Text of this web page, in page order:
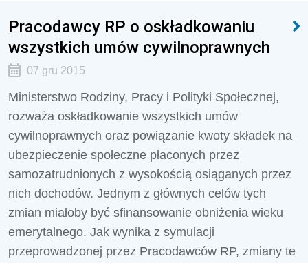
Pracodawcy RP o oskładkowaniu
wszystkich umów cywilnoprawnych
07 gru 2015
Ministerstwo Rodziny, Pracy i Polityki Społecznej,
rozważa oskładkowanie wszystkich umów
cywilnoprawnych oraz powiązanie kwoty składek na
ubezpieczenie społeczne płaconych przez
samozatrudnionych z wysokością osiąganych przez
nich dochodów. Jednym z głównych celów tych
zmian miałoby być sfinansowanie obniżenia wieku
emerytalnego. Jak wynika z symulacji
przeprowadzonej przez Pracodawców RP, zmiany te